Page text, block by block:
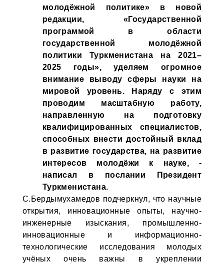
молодёжной политике» в новой
редакции, «Государственной
программой в области
государственной молодёжной
политики Туркменистана на 2021–
2025 годы», уделяем огромное
внимание выводу сферы науки на
мировой уровень. Наряду с этим
проводим масштабную работу,
направленную на подготовку
квалифицированных специалис­тов,
способных внести достойный вклад
в развитие государства, на развитие
интересов молодёжи к науке, -
написал в послании Президент
Туркменистана.
С.Бердымухамедов подчеркнул, что научные
открытия, инновационные опыты, научно-
инженерные изыскания, промышленно-
инновационные и информационно-
технологические исследования молодых
учёных очень важны в укреплении